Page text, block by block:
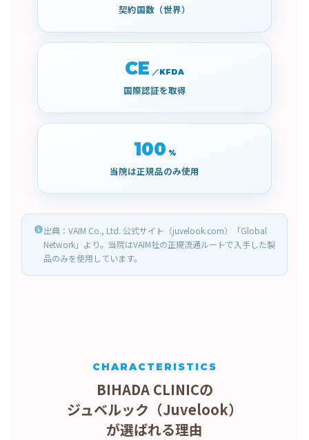
契約国数（世界）
CE ／KFDA
国際認証を取得
100 %
当院は正規品のみ使用
出典：VAIM Co., Ltd. 公式サイト（juvelook.com）「Global
Network」より。当院はVAIM社の正規流通ルートで入手した製
品のみを使用しています。
CHARACTERISTICS
BIHADA CLINICの
ジュベルック（Juvelook）
が選ばれる理由